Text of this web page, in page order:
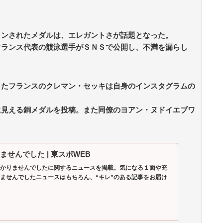
されたメダルは、エレガントさが話題となった。
ンス代表の競泳選手がＳＮＳで公開し、不満を漏らし
フランスのクレマン・セッキは自身のインスタグラムの
える銅メダルを投稿。また同僚のヨアン・ヌドイエブワ
せんでした | 東スポWEB
りませんでしたに関するニュースを掲載。気になる１面や充
せんでしたニュースはもちろん、“キレ”のある記事をお届け